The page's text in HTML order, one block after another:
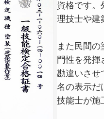
資格です。
理技士や建
また民間
門性を発揮
勘違いさせ
名の表示だ
技能士が施